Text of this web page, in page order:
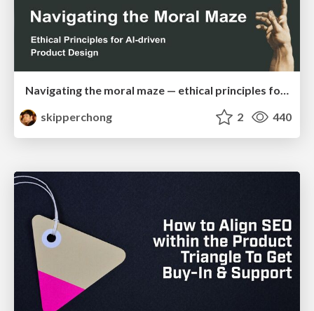
Navigating the moral maze — ethical principles for Al-driven product design
skipperchong
2 440